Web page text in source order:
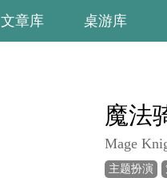
文章库 桌游库
魔法
Mage
主题扮演